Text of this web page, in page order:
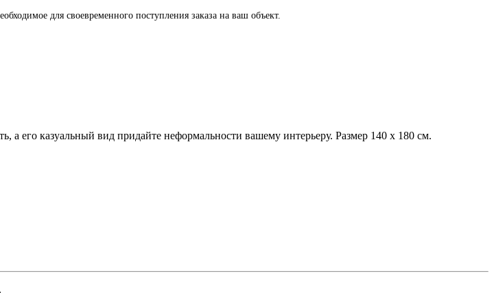
для своевременного поступления заказа на ваш объект.
а его казуальный вид придайте неформальности вашему интерьеру. Размер 140 x 180 см.